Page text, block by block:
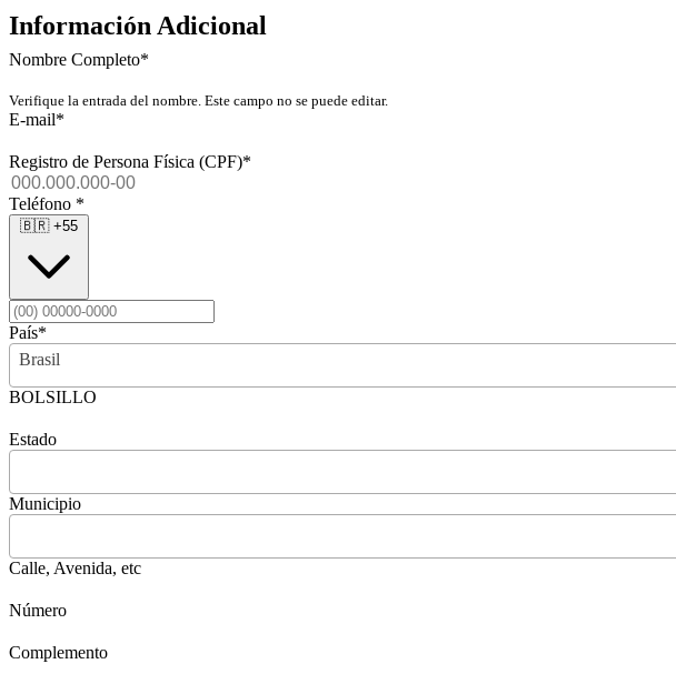
Información Adicional
Nombre Completo*
Verifique la entrada del nombre. Este campo no se puede editar.
E-mail*
Registro de Persona Física (CPF)*
Teléfono *
🇧🇷 +55
País*
Brasil
BOLSILLO
Estado
Municipio
Calle, Avenida, etc
Número
Complemento